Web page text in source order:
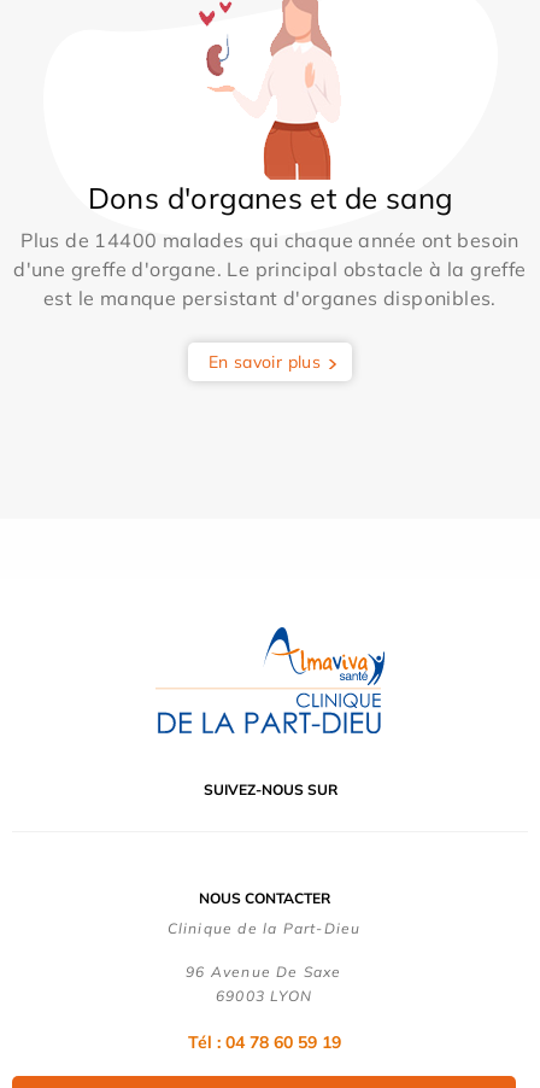
Dons d'organes et de sang
Plus de 14400 malades qui chaque année ont besoin
d'une greffe d'organe. Le principal obstacle à la greffe
est le manque persistant d'organes disponibles.
En savoir plus
SUIVEZ-NOUS SUR
NOUS CONTACTER
Clinique de la Part-Dieu
96 Avenue De Saxe
69003 LYON
Tél : 04 78 60 59 19